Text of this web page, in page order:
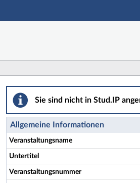
Seminar: 11-PSY-MA-M-FOP-
Sie sind nicht in Stud.IP
Allgemeine Informationen
Veranstaltungsname
Untertitel
Veranstaltungsnummer